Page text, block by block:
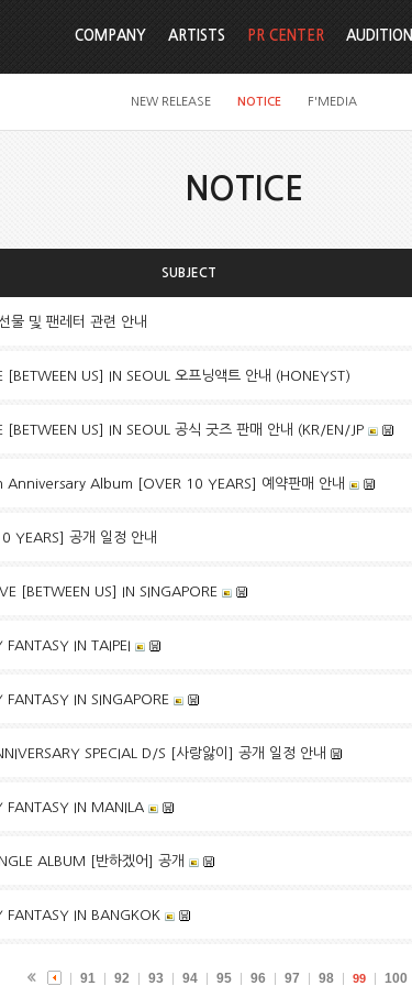
COMPANY ARTISTS PR CENTER
NEW RELEASE NOTICE F'MEDIA
AUDITION
NOTICE
SUBJECT
물 및 팬레터 관련 안내
US] IN SEOUL 오프닝액트 안내 (HONEYST)
US] IN SEOUL 공식 굿즈 판매 안내 (KR/EN/JP
Anniversary Album [OVER 10 YEARS] 예약판매 안내
YEARS] 공개 일정 안내
[BETWEEN US] IN SINGAPORE
IN TAIPEI
IN SINGAPORE
SPECIAL D/S [사랑앓이] 공개 일정 안내
FANTASY IN MANILA
ALBUM [반하겠어] 공개
IN BANGKOK
91 92 93 94 95 96 97 98 99 100